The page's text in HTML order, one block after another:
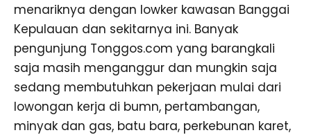
menariknya dengan lowker kawasan Banggai
Kepulauan dan sekitarnya ini. Banyak
pengunjung Tonggos.com yang barangkali
saja masih menganggur dan mungkin saja
sedang membutuhkan pekerjaan mulai dari
lowongan kerja di bumn, pertambangan,
minyak dan gas, batu bara, perkebunan karet,